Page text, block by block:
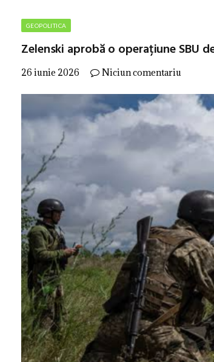
GEOPOLITICA
Zelenski aprobă o operațiune SBU
26 iunie 2026 Niciun comentariu